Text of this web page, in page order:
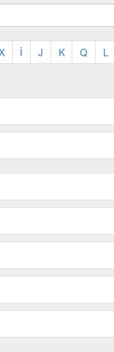
İ J K Q L